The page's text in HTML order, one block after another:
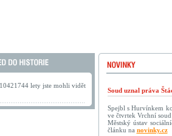
lety jste mohli vidět
Soud uznal práva
Spejbl s Hurvínkem
ve čtvrtek Vrchní
Městský ústav
článku na novinky.cz